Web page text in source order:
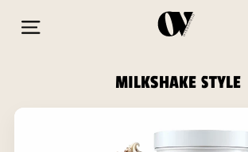
Seitennavigation
MILKSHAKE STYLE